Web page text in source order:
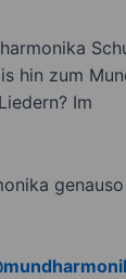
hin zum
Im